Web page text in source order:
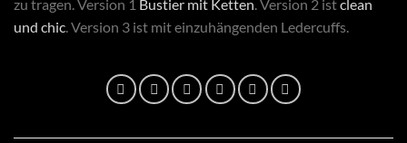
zu tragen. Version 1 Bustier mit Ketten. Version 2 istclean
und chic. Version 3 ist mit einzuhängenden Ledercuffs.